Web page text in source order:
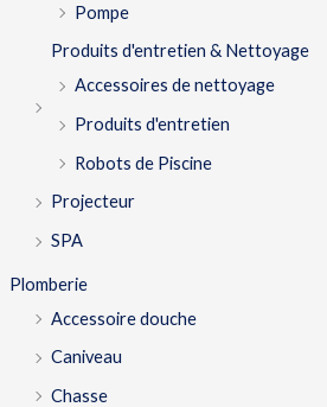
Pompe
Produits d'entretien & Nettoyage
Accessoires de nettoyage
Produits d'entretien
Robots de Piscine
Projecteur
SPA
Plomberie
Accessoire douche
Caniveau
Chasse